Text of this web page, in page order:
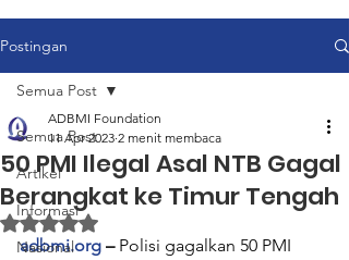
Postingan
Semua Post
Artikel
Informasi
Nasional
Semua Post
50 PMI Ilegal Asal NTB Gagal
Berangkat ke Timur Tengah
ADBMI Foundation
11 Apr 2023 2 menit membaca
Dinilai NaN dari 5 bintang.
adbmi.org – Polisi gagalkan 50 PMI